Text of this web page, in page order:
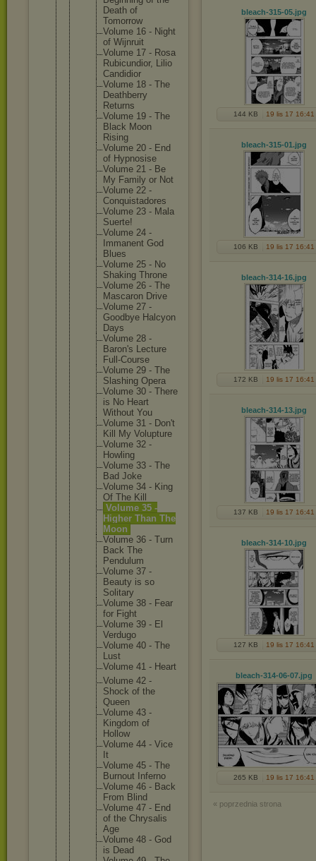
Death of
Tomorrow
Volume 16 - Night
of Wijnruit
Volume 17 - Rosa
Rubicund ior, Lilio
Candidior
Volume 18 - The
Deathberry
Returns
Volume 19 - The
Black Moon
Rising
Volume 20 - End
of Hypnosise
Volume 21 - Be
My Family or Not
Volume 22 -
Conquistadores
Volume 23 - Mala
Suerte!
Volume 24 -
Immanent God
Blues
Volume 25 - No
Shaking Throne
Volume 26 - The
Mascaron Drive
Volume 27 -
Goodbye Halcyon
Days
Volume 28 -
Baron's Lecture
Full-Course
Volume 29 - The
Slashing Opera
Volume 30 - There
is No Heart
Without You
Volume 31 - Don't
Kill My Volupture
Volume 32 -
Howling
Volume 33 - The
Bad Joke
Volume 34 - King
Of The Kill
Volume 35 -
Higher Than The
Moon
Volume 36 - Turn
Back The
Pendulum
Volume 37 -
Beauty is so
Solitary
Volume 38 - Fear
for Fight
Volume 39 - El
Verdugo
Volume 40 - The
Lust
Volume 41 - Heart
Volume 42 -
Shock of the
Queen
Volume 43 -
Kingdom of
Hollow
Volume 44 - Vice
It
Volume 45 - The
Burnout Inferno
Volume 46 - Back
From Blind
Volume 47 - End
of the Chrysalis
Age
Volume 48 - God
is Dead
bleach-315-05.jpg
144 KB 19 lis 17 16:41
bleach-315-01.jpg
106 KB 19 lis 17 16:41
bleach-314-16.jpg
172 KB 19 lis 17 16:41
bleach-314-13.jpg
137 KB 19 lis 17 16:41
bleach-314-10.jpg
127 KB 19 lis 17 16:41
bleach-314-06-07.jpg
265 KB 19 lis 17 16:41
« poprzednia strona